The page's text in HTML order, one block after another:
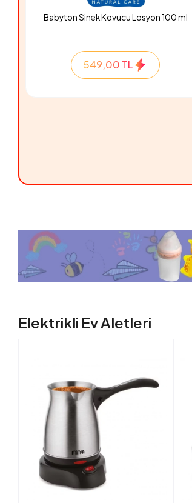
Babyton Sinek Kovucu Losyon 100 ml
549,00 TL
Elektrikli Ev Aletleri